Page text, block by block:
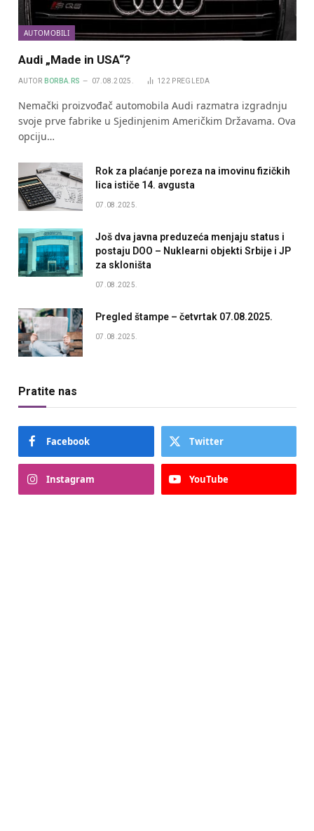
AUTOMOBILI
Audi „Made in USA“?
AUTOR BORBA.RS 07.08.2025. 122 PREGLEDA
Nemački proizvođač automobila Audi razmatra izgradnju
svoje prve fabrike u Sjedinjenim Američkim Državama. Ova
opciju…
Rok za plaćanje poreza na imovinu fizičkih
lica ističe 14. avgusta
07.08.2025.
Još dva javna preduzeća menjaju status i
postaju DOO – Nuklearni objekti Srbije i JP
za skloništa
07.08.2025.
Pregled štampe – četvrtak 07.08.2025.
07.08.2025.
Pratite nas
Facebook Twitter
Instagram YouTube